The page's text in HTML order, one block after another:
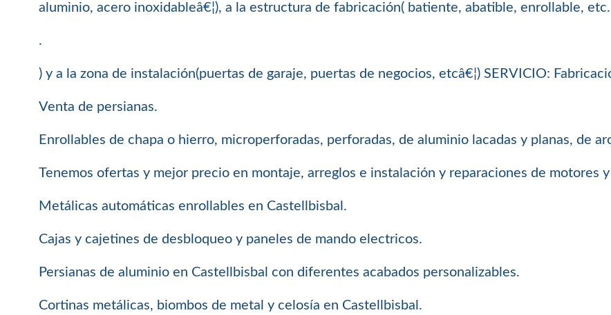
aluminio, acero inoxidableâ€¦), a la estructura de fabricación( batiente, abatible, enrollable, etc.
.
) y a la zona de instalación(puertas de garaje, puertas de negocios, etcâ€¦) SERVICIO:
Venta de persianas.
Enrollables de chapa o hierro, microperforadas, perforadas, de aluminio lacadas y planas, de
Tenemos ofertas y mejor precio en montaje, arreglos e instalación y reparaciones de motores
Metálicas automáticas enrollables en Castellbisbal.
Cajas y cajetines de desbloqueo y paneles de mando electricos.
Persianas de aluminio en Castellbisbal con diferentes acabados personalizables.
Cortinas metálicas, biombos de metal y celosía en Castellbisbal.